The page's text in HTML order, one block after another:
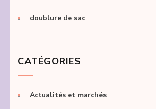
doublure de sac
CATÉGORIES
Actualités et marchés